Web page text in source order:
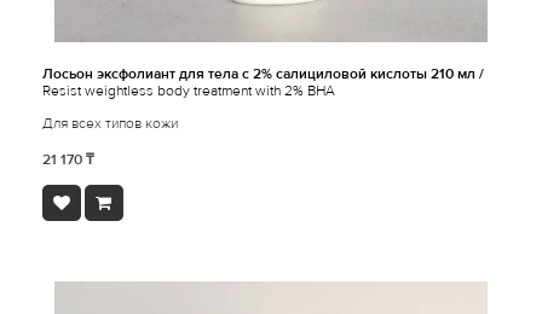
Лосьон эксфолиант для тела с 2% салициловой кислоты 210 мл /
Resist weightless body treatment with 2% BHA
Для всех типов кожи
21 170 ₸